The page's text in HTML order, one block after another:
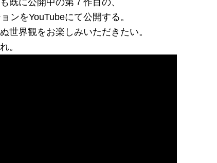
ンをYouTubeにて公開する。
世界観をお楽しみいただきたい。
。